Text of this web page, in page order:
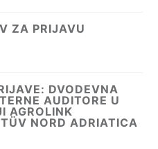
ZA PRIJAVU
DVODEVNA
AUDITORE U
AGROLINK
NORD ADRIATICA